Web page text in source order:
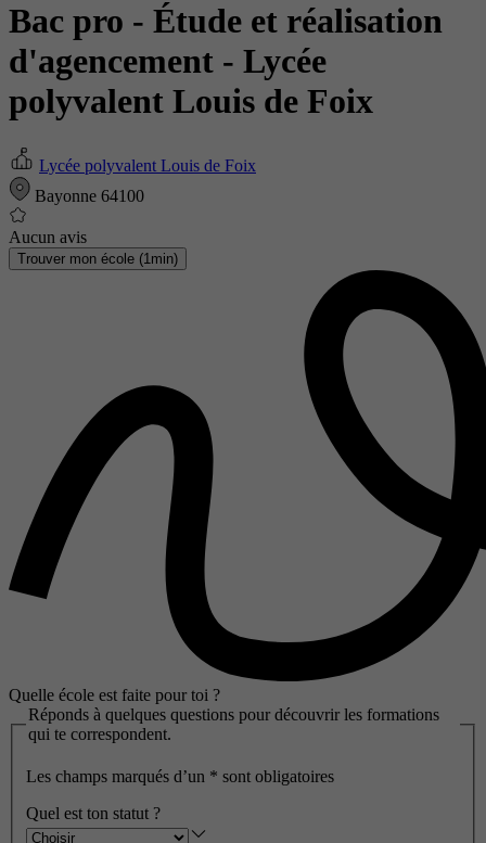
Bac pro - Étude et réalisation
d'agencement - Lycée
polyvalent Louis de Foix
Lycée polyvalent Louis de Foix
Bayonne 64100
Aucun avis
Trouver mon école (1min)
Quelle école est faite pour toi ?
Réponds à quelques questions pour découvrir les formations
qui te correspondent.
Les champs marqués d’un * sont obligatoires
Quel est ton statut ?